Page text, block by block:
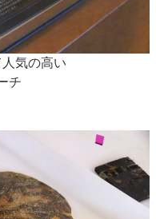
気の高い
チ